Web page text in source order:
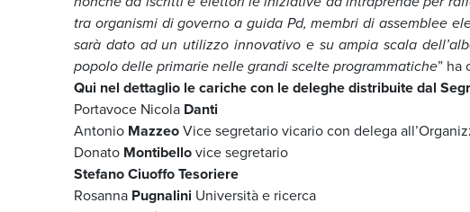
tra organismi di governo a guida Pd, membri di assemblee
sarà dato ad un utilizzo innovativo e su ampia scala
popolo delle primarie nelle grandi scelte programmatiche” ha
Qui nel dettaglio le cariche con le deleghe distribuite dal
Portavoce Nicola Danti
Antonio MazzeoVice segretario vicario con delega
Donato Montibellovice segretario
Stefano Ciuoffo Tesoriere
Rosanna Pugnalini Università e ricerca